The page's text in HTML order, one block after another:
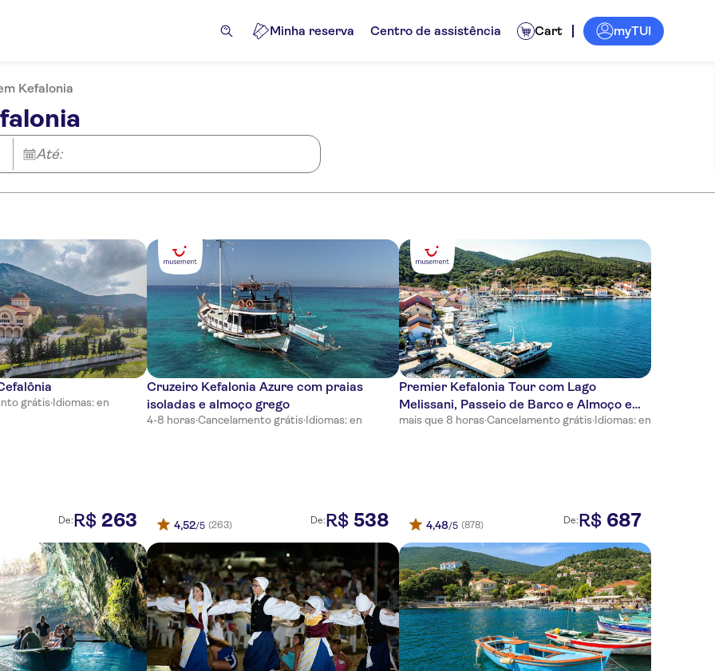
Minha reserva Centro de assistência Cart myTUI
Kefalonia
Até:
grátis·Idiomas: en
De:R$ 263
Cruzeiro Kefalonia Azure com praias
isoladas e almoço grego
4-8 horas·Cancelamento grátis·Idiomas: en
4,52/5 (263) De:R$ 538
Premier Kefalonia Tour com Lago
Melissani, Passeio de Barco e Almoço em
Taverna
mais que 8 horas·Cancelamento grátis·Idiomas: en
4,48/5 (878) De:R$ 687